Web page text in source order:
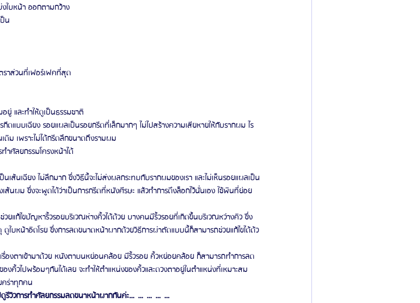
ใบหน้า ออกตามกว้าง
น
ราส่วนที่เฟอร์เฟคที่สุด
ยู่ และทำให้ดูเป็นธรรมชาติ
ดแบบเฉียง รอยแผลเป็นรอยกรีดที่เล็กมากๆ ไม่ไปสร้างความเสียหายให้กับรากผม ไร
ดิม เพราะไม่ได้กรีดลึกขนาดถึงรามผม
ศัลยกรรมโครงหน้าได้
เส้นเฉียง ไม่ลึกมาก ซึ่งวิธีนี้จะไม่ส่งผลกระทบกับรากผมของเรา และไม่เห็นรอยแผลเป็น
เส้นผม ซึ่งจะพูดได้ว่าเป็นการกรีดที่หนังศีรษะ แล้วทำการดึงล็อกไว้นั่นเอง ใช้พินที่ย่อย
วยแก้ไขปัญหาริ้วรอยบริเวณห่างคิ้วได้ด้วย บางคนมีริ้วรอยที่เกิดขึ้นบริเวณหว่างคิว ซึ่ง
ดูใบหน้าอิดโรย ซึ่งการลดขนาดหน้าผากด้วยวิธีการผ่าตัดแบบนี้ก็สามารถช่วยแก้ไขได้ด้ว
องตาเข้ามาด้วย หนังตาบนหย่อนคล้อย มีริ้วรอย คิ้วหย่อยคล้อย ก็สามารถทำการลด
คิ้วไปพร้อมๆกันได้เลย จะทำให้ตำแหน่งของคิ้วและดวงตาอยู่ในตำแหน่งที่เหมาะสม
คร่าทุกคน
ดูรีวิวการทำศัลยกรรมลดขนาหน้าผากกันค่ะ……………